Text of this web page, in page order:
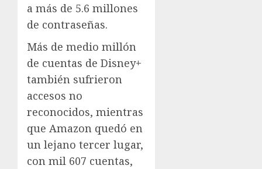
a más de 5.6 millones
de contraseñas.
Más de medio millón
de cuentas de Disney+
también sufrieron
accesos no
reconocidos, mientras
que Amazon quedó en
un lejano tercer lugar,
con mil 607 cuentas,